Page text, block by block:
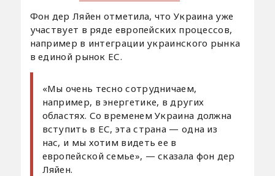
Фон дер Ляйен отметила, что Украина уже
участвует в ряде европейских процессов,
например в интеграции украинского рынка
в единой рынок ЕС.
«Мы очень тесно сотрудничаем,
например, в энергетике, в других
областях. Со временем Украина должна
вступить в ЕС, эта страна — одна из
нас, и мы хотим видеть ее в
европейской семье», — сказала фон дер
Ляйен.